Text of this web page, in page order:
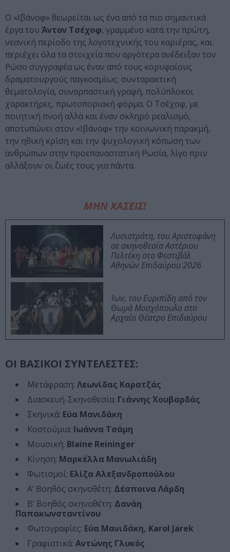
Ο «Ιβάνοφ» θεωρείται ως ένα από τα πιο σημαντικά
έργα του Άντον Τσέχοφ, γραμμένο κατά την πρώτη,
νεανική περίοδο της λογοτεχνικής του καριέρας, και
περιέχει όλα τα στοιχεία που αργότερα ανέδειξαν τον
Ρώσο συγγραφέα ως έναν από τους κορυφαίους
δραματουργούς παγκοσμίως: συνταρακτική
θεματολογία, συναρπαστική γραφή, πολύπλοκοι
χαρακτήρες, πρωτοποριακή φόρμα. Ο Τσέχοφ, με
ποιητική πνοή αλλά και έναν σκληρό ρεαλισμό,
αποτυπώνει στον «Ιβάνοφ» την κοινωνική παρακμή,
την ηθική κρίση και την ψυχολογική κόπωση των
ανθρώπων στην προεπαναστατική Ρωσία, λίγο πριν
αλλάξουν οι ζωές τους για πάντα.
ΜΗΝ ΧΑΣΕΙΣ!
Λυσιστράτη, του Αριστοφάνη
σε σκηνοθεσία Αστέριου
Πελτέκη στο Φεστιβάλ
Αθηνών Επιδαύρου 2026
Ίων, του Ευριπίδη από τον
Θωμά Μοσχόπουλο στο
Αρχαίο Θέατρο Επιδαύρου
ΟΙ ΒΑΣΙΚΟΙ ΣΥΝΤΕΛΕΣΤΕΣ:
Μετάφραση: Λεωνίδας Καρατζάς
Διασκευή-Σκηνοθεσία: Γιάννης Χουβαρδάς
Σκηνικά: Εύα Μανιδάκη
Κοστούμια: Ιωάννα Τσάμη
Μουσική: Blaine Reininger
Κίνηση: Μαρκέλλα Μανωλιάδη
Φωτισμοί: Ελίζα Αλεξανδροπούλου
Α’ Βοηθός σκηνοθέτη: Δέσποινα Λάρδη
Β’ Βοηθός σκηνοθέτη: Δανάη
Παπακωνσταντίνου
Φωτογραφίες: Εύα Μανιδάκη, Karol Jarek
Γραφιστικά: Αντώνης Γλυκός